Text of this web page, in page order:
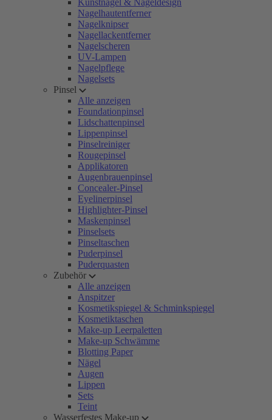
Kunstnägel & Nageldesign
Nagelhautentferner
Nagelknipser
Nagellackentferner
Nagelscheren
UV-Lampen
Nagelpflege
Nagelsets
Pinsel
Alle anzeigen
Foundationpinsel
Lidschattenpinsel
Lippenpinsel
Pinselreiniger
Rougepinsel
Applikatoren
Augenbrauenpinsel
Concealer-Pinsel
Eyelinerpinsel
Highlighter-Pinsel
Maskenpinsel
Pinselsets
Pinseltaschen
Puderpinsel
Puderquasten
Zubehör
Alle anzeigen
Anspitzer
Kosmetikspiegel & Schminkspiegel
Kosmetiktaschen
Make-up Leerpaletten
Make-up Schwämme
Blotting Paper
Nägel
Augen
Lippen
Sets
Teint
Wasserfestes Make-up